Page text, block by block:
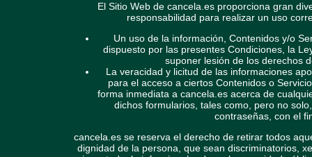
El Sitio Web de cancela.es proporciona gran
responsabilidad para realizar un uso
Un uso de la información, Contenidos y/o
dispuesto por las presentes Condiciones, la
suponer lesión de los derechos
La veracidad y licitud de las informaciones
para el acceso a ciertos Contenidos o
forma inmediata a cancela.es acerca de
dichos formularios, tales como, pero no
contraseñas, con el
cancela.es se reserva el derecho de retirar todos
dignidad de la persona, que sean discriminatorios,